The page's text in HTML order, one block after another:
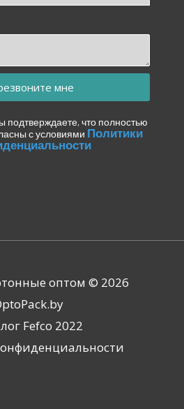
мне
подтверждаете, что полностью
с условиями Политики
оптом © 2026
Fefco 2022